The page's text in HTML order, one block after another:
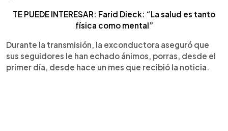
TE PUEDE INTERESAR: Farid Dieck: “La salud es tanto
física como mental”
Durante la transmisión, la exconductora aseguró que
sus seguidores le han echado ánimos, porras, desde el
primer día, desde hace un mes que recibió la noticia.